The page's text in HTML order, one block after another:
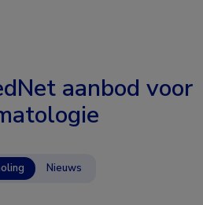
aanbod voor
Nieuws